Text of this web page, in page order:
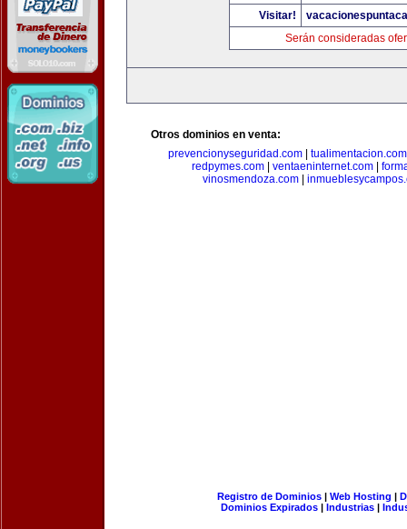
Visitar!
Serán consideradas
Otros dominios en venta:
prevencionyseguridad.com
tualimentacion.com
redpymes.com
ventaeninternet.com
vinosmendoza.com|
Registro de Dominios| Web Hosting |
Dominios Expirados | Industrias |